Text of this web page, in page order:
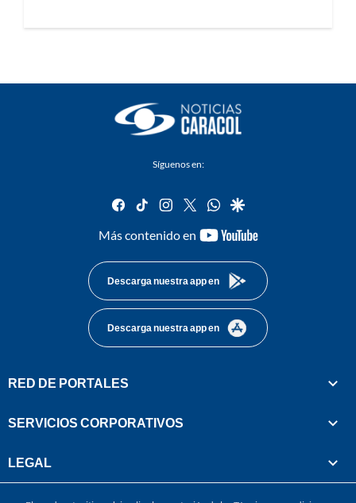
Síguenos en:
facebook
tiktok instagram
twitterwhatsapp
google
Más contenido en
youtube-
Descarga nuestra app en
Descarga nuestra app en
RED DE PORTALES
SERVICIOS CORPORATIVOS
LEGAL